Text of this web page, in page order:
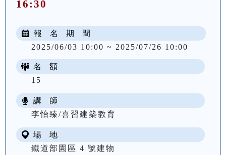
16:30
報 名 期 間
2025/06/03 10:00 ~ 2025/07/26 10:00
名 額
15
講 師
李怡臻/喜習建築教育
場 地
鐵道部園區 4 號建物